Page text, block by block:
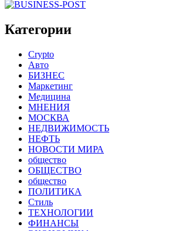
Категории
Crypto
Авто
БИЗНЕС
Маркетинг
Медицина
МНЕНИЯ
МОСКВА
НЕДВИЖИМОСТЬ
НЕФТЬ
НОВОСТИ МИРА
общество
ОБЩЕСТВО
общество
ПОЛИТИКА
Стиль
ТЕХНОЛОГИИ
ФИНАНСЫ